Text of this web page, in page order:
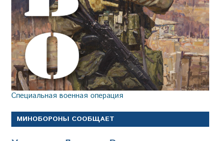
Специальная военная операция
МИНОБОРОНЫ СООБЩАЕТ